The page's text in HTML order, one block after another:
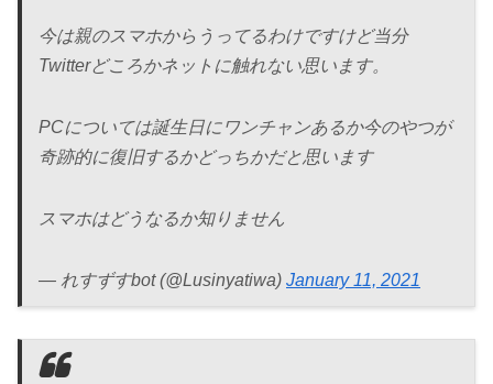
今は親のスマホからうってるわけですけど当分
Twitterどころかネットに触れない思います。
PCについては誕生日にワンチャンあるか今のやつが
奇跡的に復旧するかどっちかだと思います
スマホはどうなるか知りません
— れすずすbot (@Lusinyatiwa) January 11, 2021